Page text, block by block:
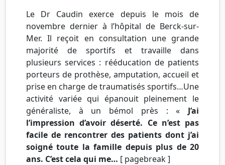
Le Dr Caudin exerce depuis le mois de
novembre dernier à l’hôpital de Berck-sur-
Mer. Il reçoit en consultation une grande
majorité de sportifs et travaille dans
plusieurs services : rééducation de patients
porteurs de prothèse, amputation, accueil et
prise en charge de traumatisés sportifs…Une
activité variée qui épanouit pleinement le
généraliste, à un bémol près : « J’ai
l’impression d’avoir déserté. Ce n’est pas
facile de rencontrer des patients dont j’ai
soigné toute la famille depuis plus de 20
ans. C’est cela qui me… [ pagebreak]